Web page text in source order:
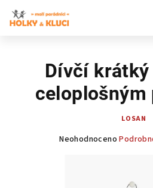
obsah
Dívčí
celoplošným
LOSAN
Průměrné
Neohodnoceno